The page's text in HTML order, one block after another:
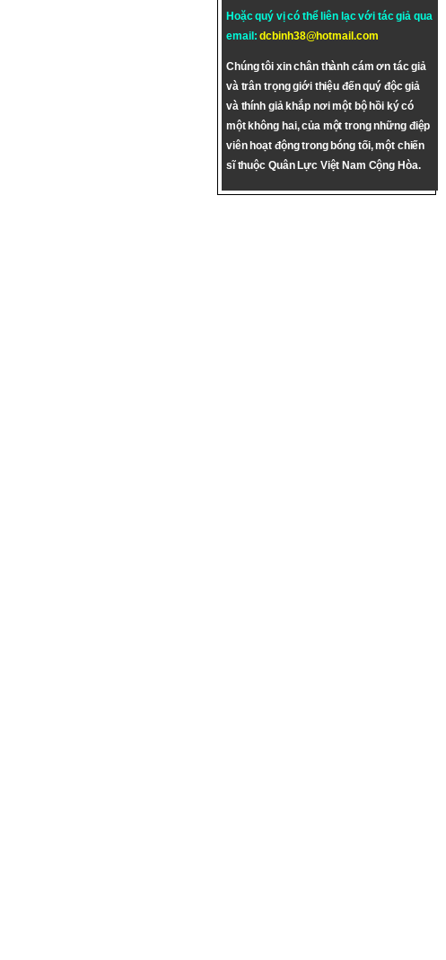
Hoặc quý vị có thể liên lạc với tác giả qua
email:dcbinh38@hotmail.com
Chúng tôi xin chân thành cám ơn tác giả
và trân trọng giới thiệu đến quý độc giả
và thính giả khắp nơi một bộ hồi ký có
một không hai, của một trong những điệp
viên hoạt động trong bóng tối, một chiến
sĩ thuộc Quân Lực Việt Nam Cộng Hòa.